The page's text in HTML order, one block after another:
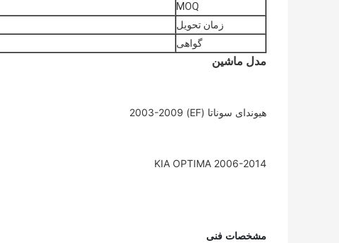
MOQ
زمان تحویل
گواهی
مدل ماشین
هیوندای سوناتا (EF) 2003-2009
KIA OPTIMA 2006-2014
مشخصات فنی